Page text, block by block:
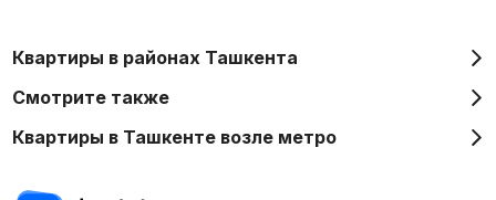
Квартиры в районах Ташкента
Смотрите также
Квартиры в Ташкенте возле метро